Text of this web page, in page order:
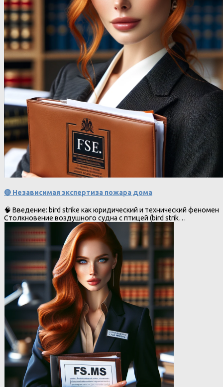
🔴 Независимая экспертиза пожара дома
🧠 Введение: bird strike как юридический и технический феномен
Столкновение воздушного судна с птицей (bird strik…